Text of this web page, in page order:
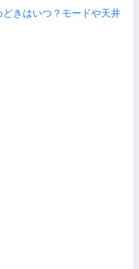
どきはいつ？モードや天井